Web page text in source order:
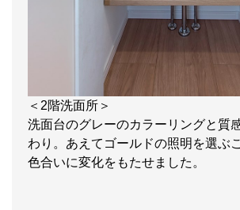
＜2階洗面所＞
洗面台のグレーのカラーリングと質
わり。あえてゴールドの照明を選ぶ
色合いに変化をもたせました。